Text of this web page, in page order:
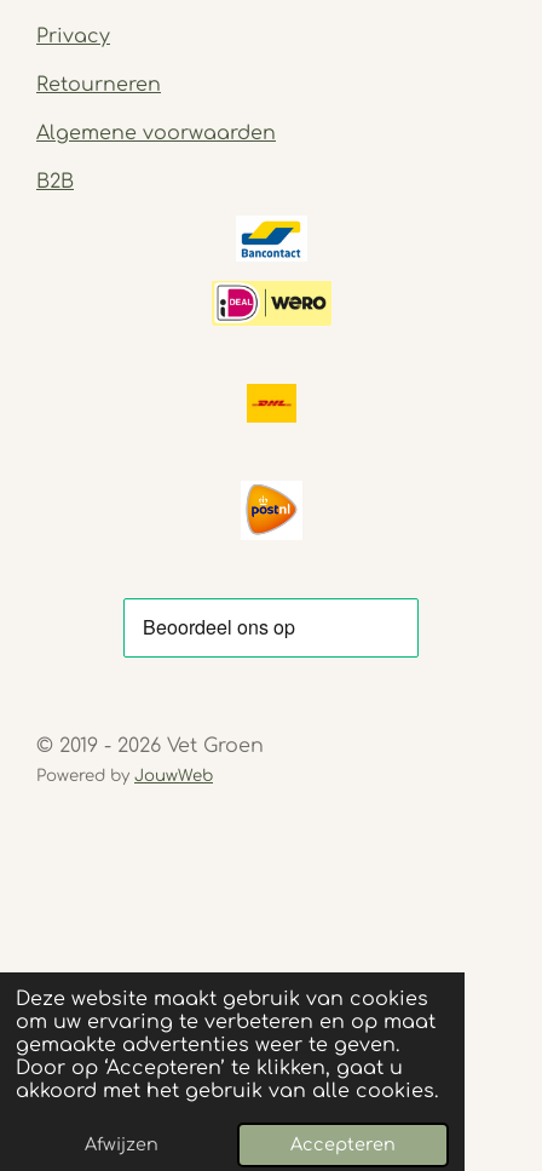
Deze website maakt gebruik van cookies
om uw ervaring te verbeteren en op maat
gemaakte advertenties weer te geven.
Door op ‘Accepteren’ te klikken, gaat u
akkoord met het gebruik van alle cookies.
Afwijzen Accepteren
Privacy
Retourneren
Algemene voorwaarden
B2B
© 2019 - 2026 Vet Groen
Powered by JouwWeb